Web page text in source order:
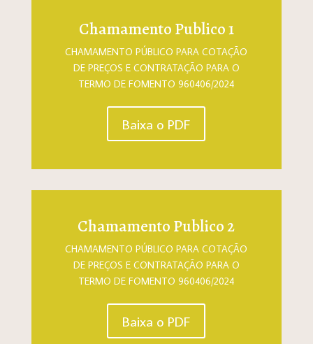
Chamamento Publico 1
CHAMAMENTO PÚBLICO PARA COTAÇÃO
DE PREÇOS E CONTRATAÇÃO PARA O
TERMO DE FOMENTO 960406/2024
Baixa o PDF
Chamamento Publico 2
CHAMAMENTO PÚBLICO PARA COTAÇÃO
DE PREÇOS E CONTRATAÇÃO PARA O
TERMO DE FOMENTO 960406/2024
Baixa o PDF